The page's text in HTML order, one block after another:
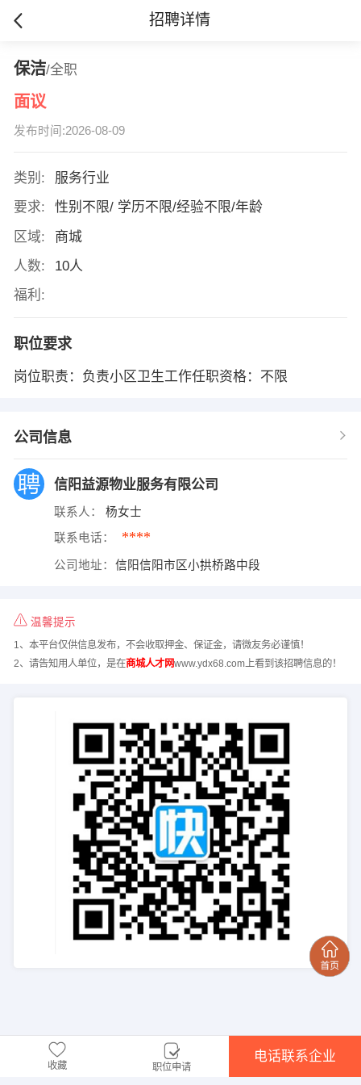
招聘详情
保洁/全职
面议
发布时间:2026-08-09
类别:
服务行业
要求:
性别不限/ 学历不限/经验不限/年龄
区域:
商城
人数:
10人
福利:
职位要求
岗位职责：负责小区卫生工作任职资格：不限
公司信息
信阳益源物业服务有限公司
联系人： 杨女士
联系电话： ****
公司地址： 信阳信阳市区小拱桥路中段
温馨提示
1、本平台仅供信息发布，不会收取押金、保证金，请微友务必谨慎！
2、请告知用人单位，是在商城人才网www.ydx68.com上看到该招聘信息的！
收藏 职位申请
电话联系企业